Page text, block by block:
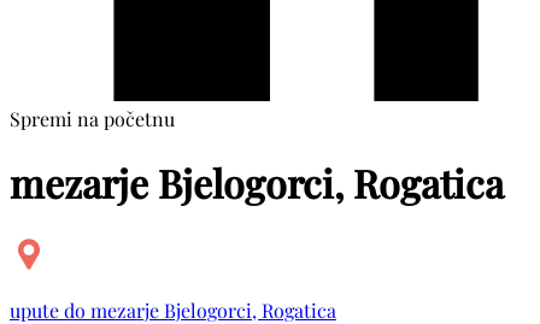
Spremi na početnu
mezarje Bjelogorci, Rogatica
upute do mezarje Bjelogorci, Rogatica